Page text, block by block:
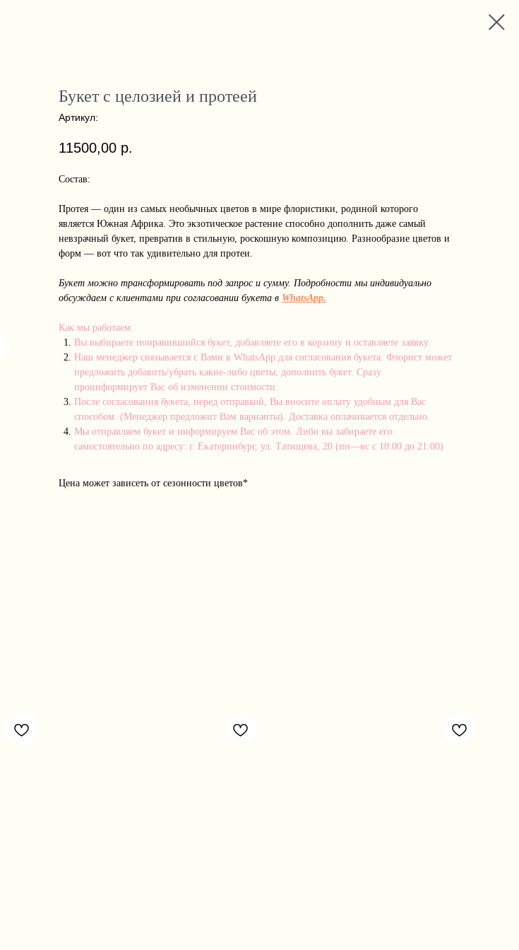
Букет с целозией и протеей
Артикул:
11500,00 р.
Состав:
Протея — один из самых необычных цветов в мире флористики, родиной которого
является Южная Африка. Это экзотическое растение способно дополнить даже самый
невзрачный букет, превратив в стильную, роскошную композицию. Разнообразие цветов и
форм — вот что так удивительно для протеи.
Букет можно трансформировать под запрос и сумму. Подробности мы индивидуально
обсуждаем с клиентами при согласовании букета в WhatsApp.
Как мы работаем:
Вы выбираете понравившийся букет, добавляете его в корзину и оставляете заявку.
Наш менеджер связывается с Вами в WhatsApp для согласования букета. Флорист может
предложить добавить/убрать какие-либо цветы, дополнить букет. Сразу
проинформирует Вас об изменении стоимости.
После согласования букета, перед отправкой, Вы вносите оплату удобным для Вас
способом. (Менеджер предложит Вам варианты). Доставка оплачивается отдельно.
Мы отправляем букет и информируем Вас об этом. Либо вы забираете его
самостоятельно по адресу: г. Екатеринбург, ул. Татищева, 20 (пн—вс с 10:00 до 21:00)
Цена может зависеть от сезонности цветов*